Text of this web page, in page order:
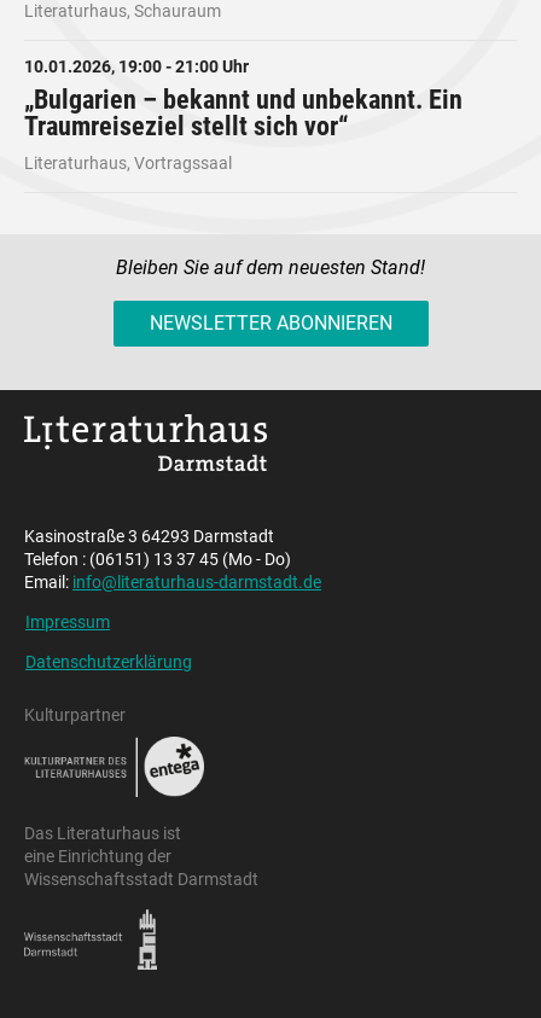
Literaturhaus, Schauraum
10.01.2026, 19:00 - 21:00 Uhr
„Bulgarien – bekannt und unbekannt. Ein
Traumreiseziel stellt sich vor“
Literaturhaus, Vortragssaal
Bleiben Sie auf dem neuesten Stand!
NEWSLETTER ABONNIEREN
Kasinostraße 3 64293 Darmstadt
Telefon : (06151) 13 37 45 (Mo - Do)
Email: info@literaturhaus-darmstadt.de
Impressum
Datenschutzerklärung
Kulturpartner
Das Literaturhaus ist
eine Einrichtung der
Wissenschaftsstadt Darmstadt